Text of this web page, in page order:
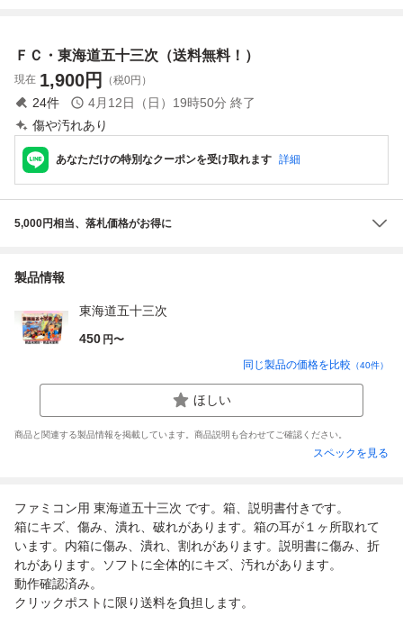
ＦＣ・東海道五十三次（送料無料！）
現在 1,900円 （税0円）
24件 4月12日（日）19時50分 終了
傷や汚れあり
あなただけの特別なクーポンを受け取れます 詳細
5,000円相当、落札価格がお得に
製品情報
東海道五十三次
450 円〜
同じ製品の価格を比較 （40件）
ほしい
商品と関連する製品情報を掲載しています。商品説明も合わせてご確認ください。
スペックを見る
ファミコン用 東海道五十三次 です。箱、説明書付きです。
箱にキズ、傷み、潰れ、破れがあります。箱の耳が１ヶ所取れて
います。内箱に傷み、潰れ、割れがあります。説明書に傷み、折
れがあります。ソフトに全体的にキズ、汚れがあります。
動作確認済み。
クリックポストに限り送料を負担します。